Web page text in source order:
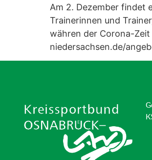
Am 2. Dezember findet
Trainerinnen und
währen der Corona-
niedersachsen.de/